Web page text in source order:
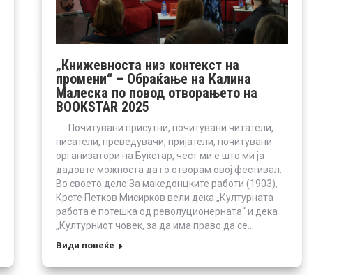
„Книжевноста низ контекст на
промени“ – Обраќање на Калина
Малеска по повод отворањето на
BOOKSTAR 2025
Почитувани присутни, почитувани читатели,
писатели, преведувачи, пријатели, почитувани
организатори на Букстар, чест ми е што ми ја
дадовте можноста да го отворам овој фестивал.
Во своето дело За македонцките работи (1903),
Крсте Петков Мисирков вели дека „Културната
работа е потешка од револуционерната“ и дека
„Културниот човек, за да има право да се…
Види повеќе